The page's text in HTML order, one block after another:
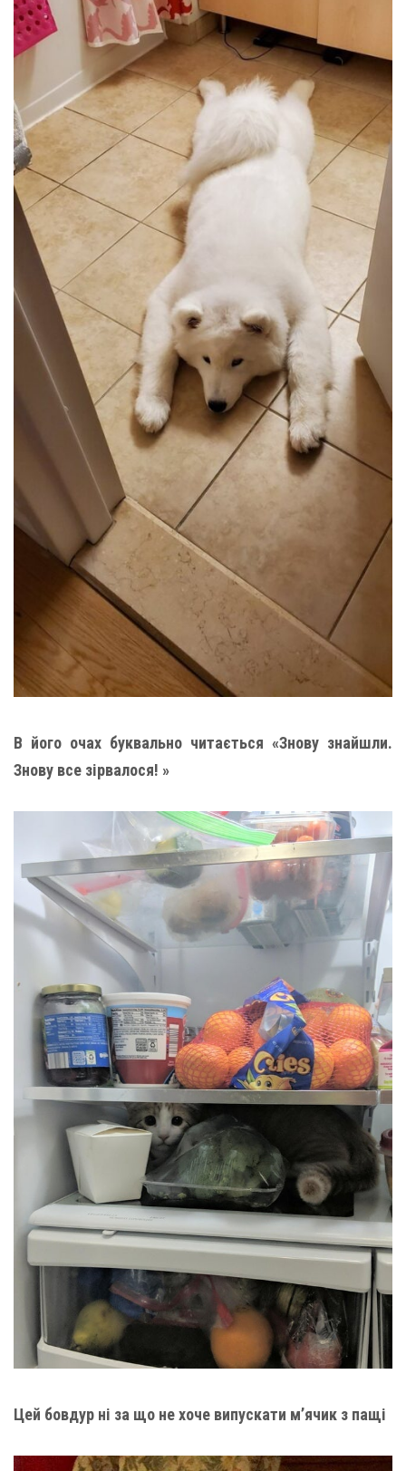
В його очах буквально читається «Знову знайшли.
Знову все зірвалося! »
Цей бовдур ні за що не хоче випускати м’ячик з пащі